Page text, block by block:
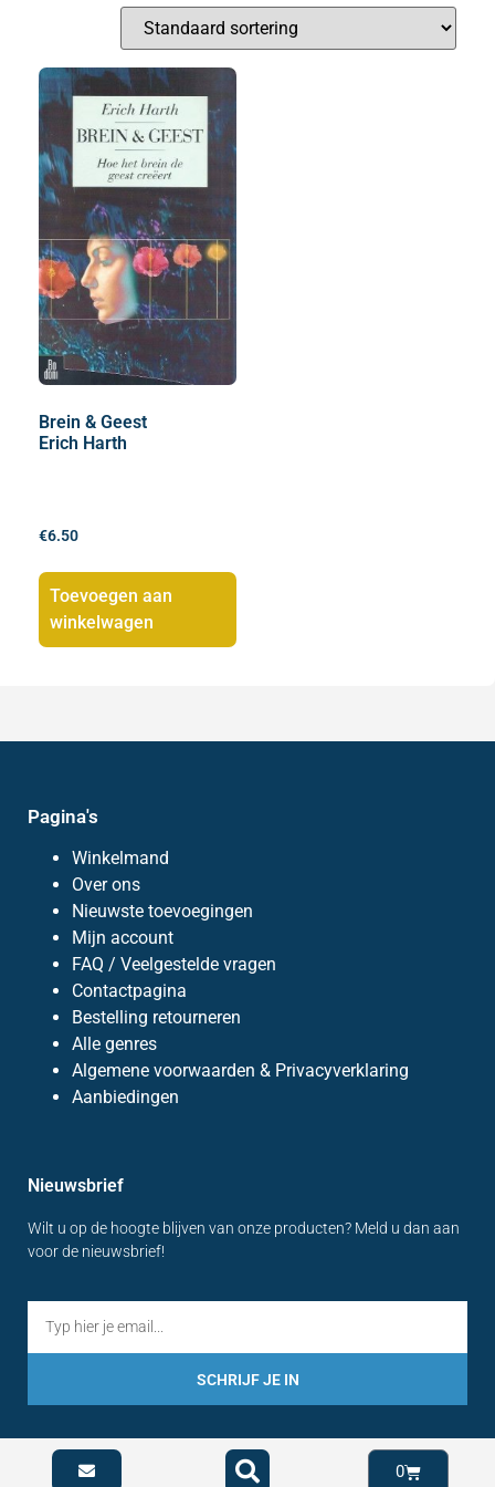
Brein & Geest
Erich Harth
€6.50
Toevoegen aan
winkelwagen
Pagina's
Winkelmand
Over ons
Nieuwste toevoegingen
Mijn account
FAQ / Veelgestelde vragen
Contactpagina
Bestelling retourneren
Alle genres
Algemene voorwaarden & Privacyverklaring
Aanbiedingen
Nieuwsbrief
Wilt u op de hoogte blijven van onze producten? Meld u dan aan
voor de nieuwsbrief!
SCHRIJF JE IN
0